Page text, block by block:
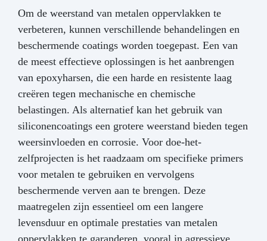
drinkwaterleidingen? Ja, volledig WRAS-
gecertificeerd. Overschilderbaar? Ja, na
uitharding kan het worden geverfd of
behandeld als metaal. Hoe lang gaat het mee?
Het biedt een mechanische en chemische
weerstand vergelijkbaar met een permanente
reparatie. Ideaal voor Loodgieters & industriële
technici Mechanische werkplaatsen &
scheepswerven Doe-het-zelvers
Voedingsindustrie & hydraulische installaties
Om de weerstand van metalen oppervlakken te
verbeteren, kunnen verschillende behandelingen en
beschermende coatings worden toegepast. Een van
de meest effectieve oplossingen is het aanbrengen
van epoxyharsen, die een harde en resistente laag
creëren tegen mechanische en chemische
belastingen. Als alternatief kan het gebruik van
siliconencoatings een grotere weerstand bieden tegen
weersinvloeden en corrosie. Voor doe-het-
zelfprojecten is het raadzaam om specifieke primers
voor metalen te gebruiken en vervolgens
beschermende verven aan te brengen. Deze
maatregelen zijn essentieel om een langere
levensduur en optimale prestaties van metalen